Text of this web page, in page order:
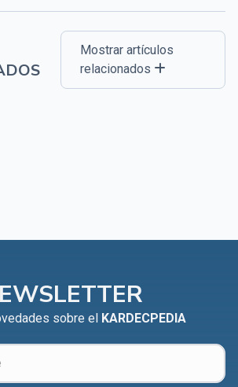
Mostrar artículos
relacionados
sobre el KARDECPEDIA